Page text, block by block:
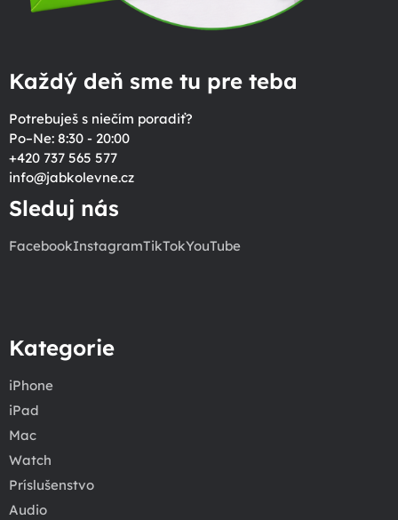
Každý deň sme tu pre teba
Potrebuješ s niečím poradiť?
Po–Ne: 8:30 - 20:00
+420 737 565 577
info@jabkolevne.cz
Sleduj nás
FacebookInstagramTikTokYouTube
Kategorie
iPhone
iPad
Mac
Watch
Príslušenstvo
Audio